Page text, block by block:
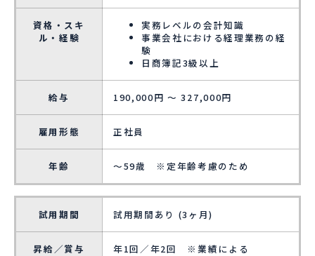
資格・スキ
ル・経験
実務レベルの会計知識
事業会社における経理業務の経
験
日商簿記3級以上
給与 190,000円 ～ 327,000円
雇用形態 正社員
年齢 ～59歳 ※定年齢考慮のため
試用期間 試用期間あり (3ヶ月)
昇給／賞与 年1回／年2回 ※業績による